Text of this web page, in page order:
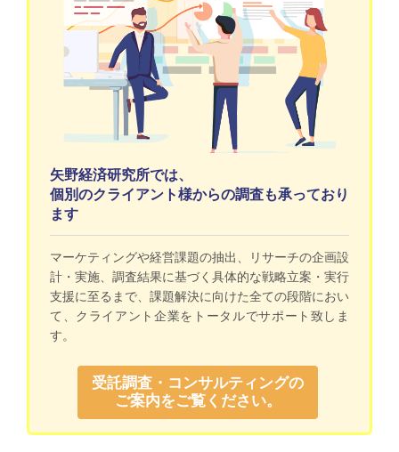
矢野経済研究所では、
個別のクライアント様からの調査も承っており
ます
マーケティングや経営課題の抽出、リサーチの企画設
計・実施、調査結果に基づく具体的な戦略立案・実行
支援に至るまで、課題解決に向けた全ての段階におい
て、クライアント企業をトータルでサポート致しま
す。
受託調査・コンサルティングの
ご案内をご覧ください。